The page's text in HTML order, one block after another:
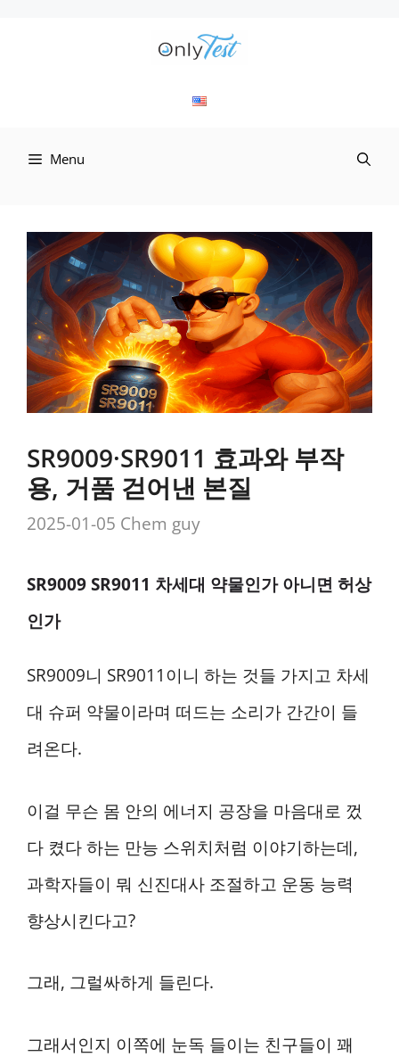
Menu
SR9009·SR9011 효과와 부작
용, 거품 걷어낸 본질
2025-01-05 Chem guy
SR9009 SR9011 차세대 약물인가 아니면 허상
인가
SR9009니 SR9011이니 하는 것들 가지고 차세
대 슈퍼 약물이라며 떠드는 소리가 간간이 들
려온다.
이걸 무슨 몸 안의 에너지 공장을 마음대로 껐
다 켰다 하는 만능 스위치처럼 이야기하는데,
과학자들이 뭐 신진대사 조절하고 운동 능력
향상시킨다고?
그래, 그럴싸하게 들린다.
그래서인지 이쪽에 눈독 들이는 친구들이 꽤